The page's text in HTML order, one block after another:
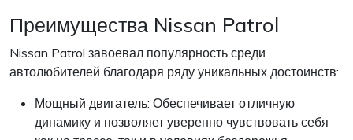
Преимущества Nissan Patrol
Nissan Patrol завоевал популярность среди
автолюбителей благодаря ряду уникальных достоинств:
Мощный двигатель: Обеспечивает отличную
динамику и позволяет уверенно чувствовать себя